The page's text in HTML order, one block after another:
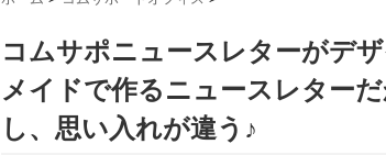
コムサポニュースレターがデ
メイドで作るニュースレター
し、思い入れが違う♪